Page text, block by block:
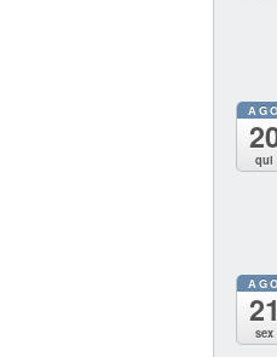
AGO
qui
AGO
21
sex